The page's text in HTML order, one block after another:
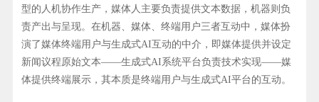
型的人机协作生产，媒体人主要负责提供文本数据，机器则负
责产出与呈现。在机器、媒体、终端用户三者互动中，媒体扮
演了媒体终端用户与生成式AI互动的中介，即媒体提供并设定
新闻议程原始文本——生成式AI系统平台负责技术实现——媒
体提供终端展示，其本质是终端用户与生成式AI平台的互动。